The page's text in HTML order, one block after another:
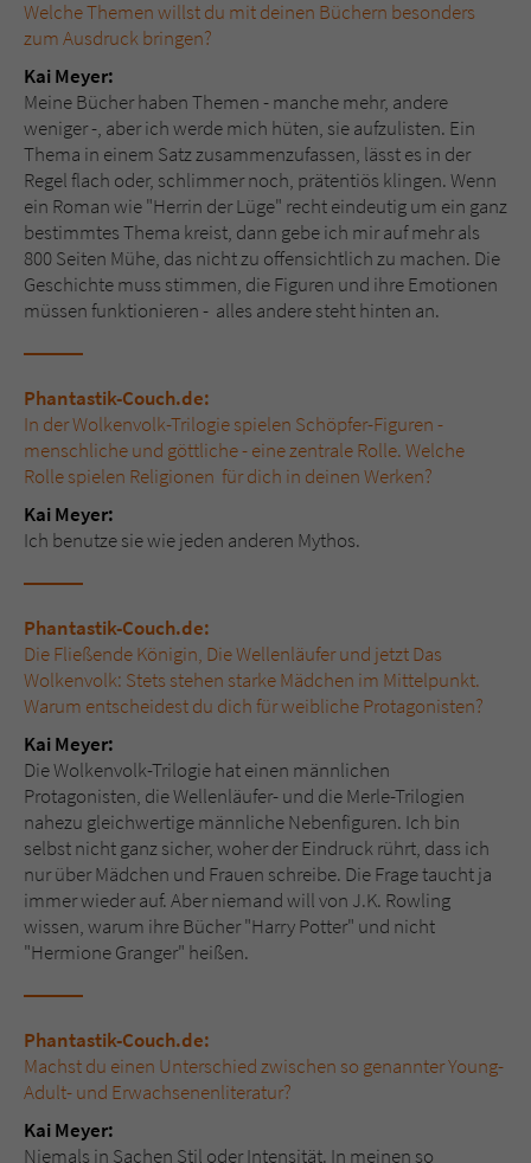
Welche Themen willst du mit deinen Büchern besonders
zum Ausdruck bringen?
Kai Meyer:
Meine Bücher haben Themen - manche mehr, andere
weniger -, aber ich werde mich hüten, sie aufzulisten. Ein
Thema in einem Satz zusammenzufassen, lässt es in der
Regel flach oder, schlimmer noch, prätentiös klingen. Wenn
ein Roman wie "Herrin der Lüge" recht eindeutig um ein ganz
bestimmtes Thema kreist, dann gebe ich mir auf mehr als
800 Seiten Mühe, das nicht zu offensichtlich zu machen. Die
Geschichte muss stimmen, die Figuren und ihre Emotionen
müssen funktionieren - alles andere steht hinten an.
Phantastik-Couch.de:
In der Wolkenvolk-Trilogie spielen Schöpfer-Figuren -
menschliche und göttliche - eine zentrale Rolle. Welche
Rolle spielen Religionen für dich in deinen Werken?
Kai Meyer:
Ich benutze sie wie jeden anderen Mythos.
Phantastik-Couch.de:
Die Fließende Königin, Die Wellenläufer und jetzt Das
Wolkenvolk: Stets stehen starke Mädchen im Mittelpunkt.
Warum entscheidest du dich für weibliche Protagonisten?
Kai Meyer:
Die Wolkenvolk-Trilogie hat einen männlichen
Protagonisten, die Wellenläufer- und die Merle-Trilogien
nahezu gleichwertige männliche Nebenfiguren. Ich bin
selbst nicht ganz sicher, woher der Eindruck rührt, dass ich
nur über Mädchen und Frauen schreibe. Die Frage taucht ja
immer wieder auf. Aber niemand will von J.K. Rowling
wissen, warum ihre Bücher "Harry Potter" und nicht
"Hermione Granger" heißen.
Phantastik-Couch.de:
Machst du einen Unterschied zwischen so genannter Young-
Adult- und Erwachsenenliteratur?
Kai Meyer:
Niemals in Sachen Stil oder Intensität. In meinen so